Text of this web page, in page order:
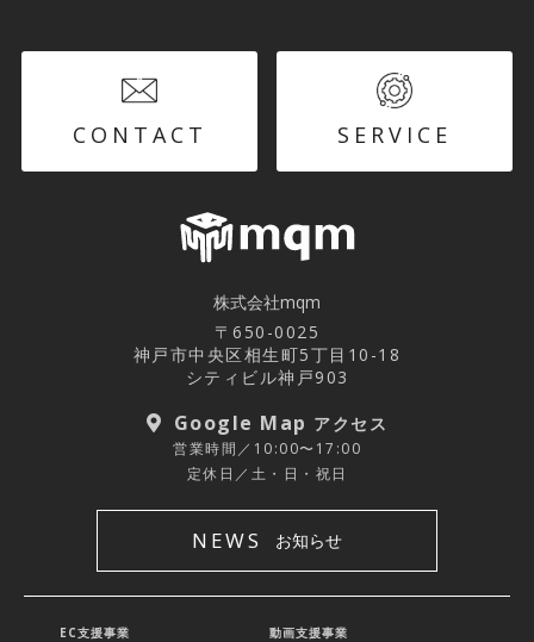
CONTACT SERVICE
株式会社mqm
〒650-0025
神戸市中央区相生町5丁目10-18
シティビル神戸903
Google Map アクセス
営業時間／10:00〜17:00
定休日／土・日・祝日
NEWS お知らせ
EC支援事業
動画支援事業